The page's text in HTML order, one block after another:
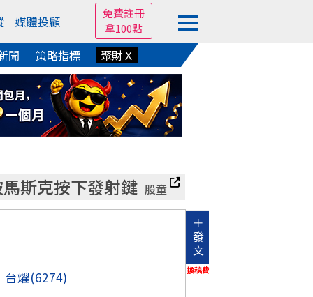
媒體投顧
免費註冊
拿100點
聞 策略指標 聚財Ｘ
斯克按下發射鍵 股童
＋
發
文
換稿費
台燿(6274)